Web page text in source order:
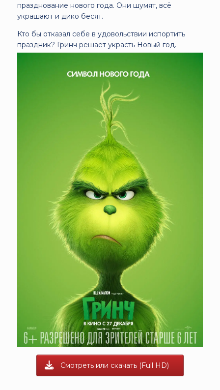
празднование нового года. Они шумят, всё
украшают и дико бесят.
Кто бы отказал себе в удовольствии испортить
праздник? Гринч решает украсть Новый год.
Смотреть или скачать (Full HD)